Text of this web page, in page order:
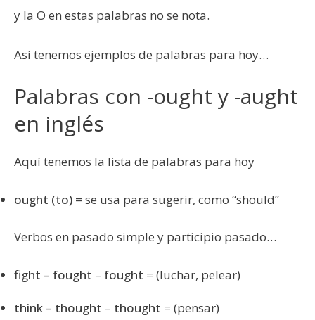
y la O en estas palabras no se nota.
Así tenemos ejemplos de palabras para hoy…
Palabras con -ought y -aught
en inglés
Aquí tenemos la lista de palabras para hoy
ought (to) = se usa para sugerir, como “should”
Verbos en pasado simple y participio pasado…
fight – fought – fought = (luchar, pelear)
think – thought – thought = (pensar)